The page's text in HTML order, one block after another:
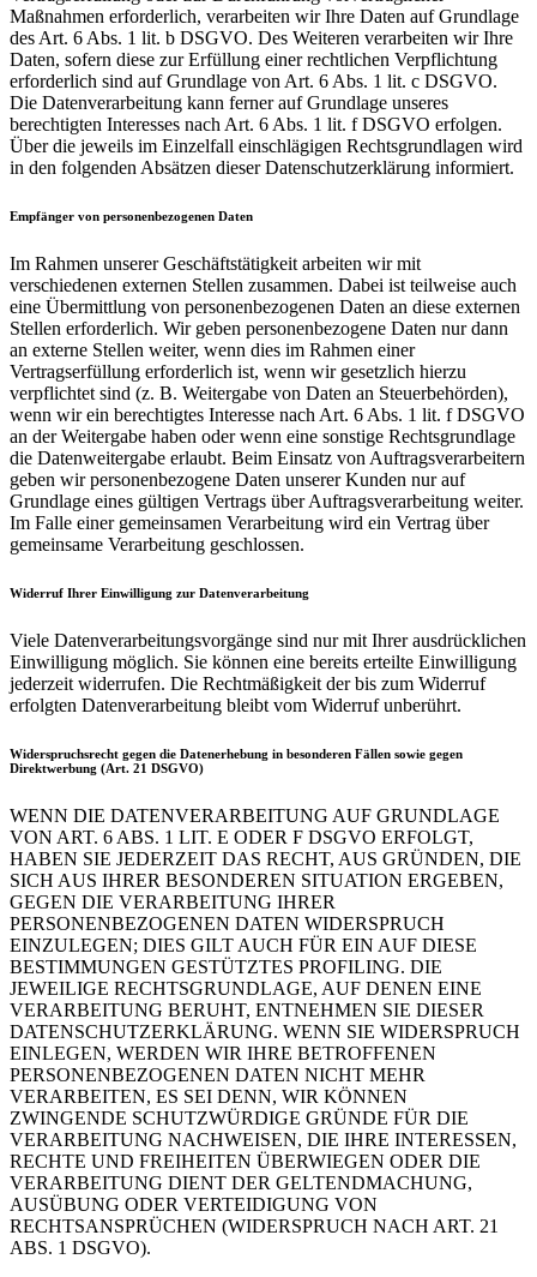
Maßnahmen erforderlich, verarbeiten wir Ihre Daten auf Grundlage
des Art. 6 Abs. 1 lit. b DSGVO. Des Weiteren verarbeiten wir Ihre
Daten, sofern diese zur Erfüllung einer rechtlichen Verpflichtung
erforderlich sind auf Grundlage von Art. 6 Abs. 1 lit. c DSGVO.
Die Datenverarbeitung kann ferner auf Grundlage unseres
berechtigten Interesses nach Art. 6 Abs. 1 lit. f DSGVO erfolgen.
Über die jeweils im Einzelfall einschlägigen Rechtsgrundlagen wird
in den folgenden Absätzen dieser Datenschutzerklärung informiert.
Empfänger von personenbezogenen Daten
Im Rahmen unserer Geschäftstätigkeit arbeiten wir mit
verschiedenen externen Stellen zusammen. Dabei ist teilweise auch
eine Übermittlung von personenbezogenen Daten an diese externen
Stellen erforderlich. Wir geben personenbezogene Daten nur dann
an externe Stellen weiter, wenn dies im Rahmen einer
Vertragserfüllung erforderlich ist, wenn wir gesetzlich hierzu
verpflichtet sind (z. B. Weitergabe von Daten an Steuerbehörden),
wenn wir ein berechtigtes Interesse nach Art. 6 Abs. 1 lit. f DSGVO
an der Weitergabe haben oder wenn eine sonstige Rechtsgrundlage
die Datenweitergabe erlaubt. Beim Einsatz von Auftragsverarbeitern
geben wir personenbezogene Daten unserer Kunden nur auf
Grundlage eines gültigen Vertrags über Auftragsverarbeitung weiter.
Im Falle einer gemeinsamen Verarbeitung wird ein Vertrag über
gemeinsame Verarbeitung geschlossen.
Widerruf Ihrer Einwilligung zur Datenverarbeitung
Viele Datenverarbeitungsvorgänge sind nur mit Ihrer ausdrücklichen
Einwilligung möglich. Sie können eine bereits erteilte Einwilligung
jederzeit widerrufen. Die Rechtmäßigkeit der bis zum Widerruf
erfolgten Datenverarbeitung bleibt vom Widerruf unberührt.
Widerspruchsrecht gegen die Datenerhebung in besonderen Fällen sowie gegen
Direktwerbung (Art. 21 DSGVO)
WENN DIE DATENVERARBEITUNG AUF GRUNDLAGE
VON ART. 6 ABS. 1 LIT. E ODER F DSGVO ERFOLGT,
HABEN SIE JEDERZEIT DAS RECHT, AUS GRÜNDEN, DIE
SICH AUS IHRER BESONDEREN SITUATION ERGEBEN,
GEGEN DIE VERARBEITUNG IHRER
PERSONENBEZOGENEN DATEN WIDERSPRUCH
EINZULEGEN; DIES GILT AUCH FÜR EIN AUF DIESE
BESTIMMUNGEN GESTÜTZTES PROFILING. DIE
JEWEILIGE RECHTSGRUNDLAGE, AUF DENEN EINE
VERARBEITUNG BERUHT, ENTNEHMEN SIE DIESER
DATENSCHUTZERKLÄRUNG. WENN SIE WIDERSPRUCH
EINLEGEN, WERDEN WIR IHRE BETROFFENEN
PERSONENBEZOGENEN DATEN NICHT MEHR
VERARBEITEN, ES SEI DENN, WIR KÖNNEN
ZWINGENDE SCHUTZWÜRDIGE GRÜNDE FÜR DIE
VERARBEITUNG NACHWEISEN, DIE IHRE INTERESSEN,
RECHTE UND FREIHEITEN ÜBERWIEGEN ODER DIE
VERARBEITUNG DIENT DER GELTENDMACHUNG,
AUSÜBUNG ODER VERTEIDIGUNG VON
RECHTSANSPRÜCHEN (WIDERSPRUCH NACH ART. 21
ABS. 1 DSGVO).